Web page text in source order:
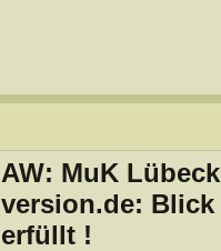
AW: MuK
version.de: Blick
erfüllt !